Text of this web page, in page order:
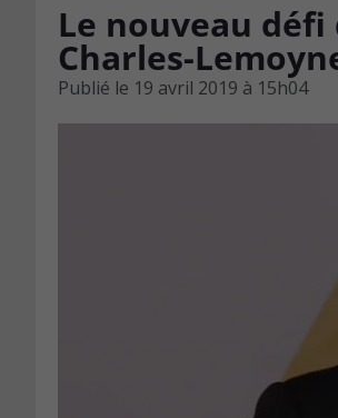
Le nouveau défi
Charles-
Publié le 19 avril 2019 à 15h04